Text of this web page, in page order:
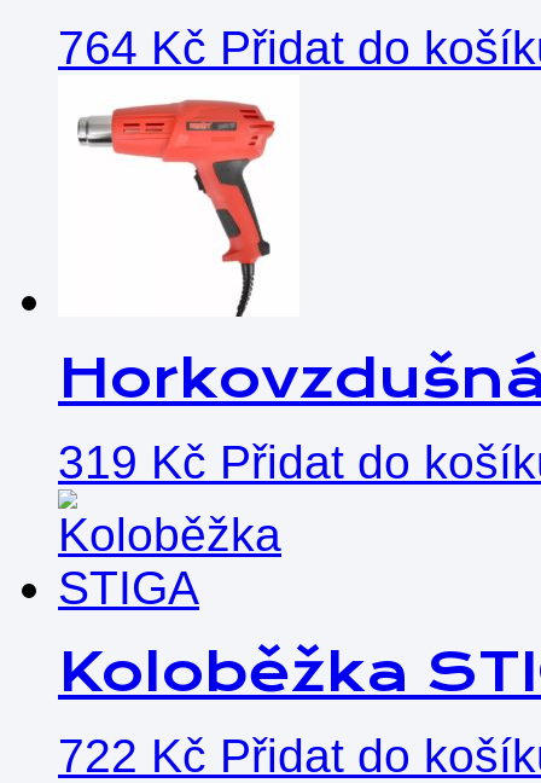
764 Kč Přidat do
319 Kč Přidat do
Koloběžka
722 Kč Přidat do